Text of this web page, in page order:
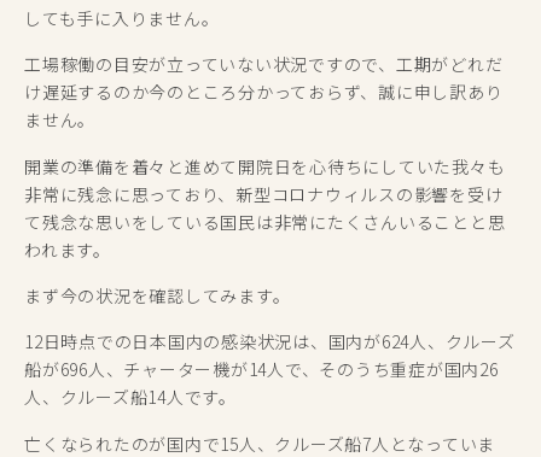
しても手に入りません。
工場稼働の目安が立っていない状況ですので、工期がどれだ
け遅延するのか今のところ分かっておらず、誠に申し訳あり
ません。
開業の準備を着々と進めて開院日を心待ちにしていた我々も
非常に残念に思っており、新型コロナウィルスの影響を受け
て残念な思いをしている国民は非常にたくさんいることと思
われます。
まず今の状況を確認してみます。
12日時点での日本国内の感染状況は、国内が624人、クルーズ
船が696人、チャーター機が14人で、そのうち重症が国内26
人、クルーズ船14人です。
亡くなられたのが国内で15人、クルーズ船7人となっていま